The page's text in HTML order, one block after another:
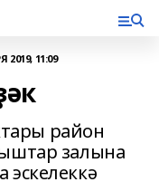
2019, 11:09
район
залына